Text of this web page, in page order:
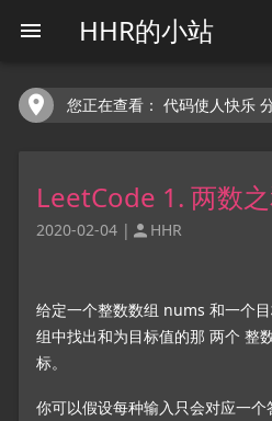
 HHR的小站
 您正在查看： 代码使人快乐
LeetCode 1. 两数
2020-02-04 |  HHR
给定一个整数数组 nums 和一个
组中找出和为目标值的那 两个 整
标。
你可以假设每种输入只会对应一